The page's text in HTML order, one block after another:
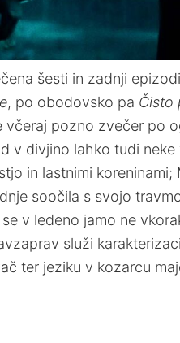
šesti in zadnji
, po obodovsko pa Čisto
včeraj pozno zvečer po
v divjino lahko tudi
in lastnimi
soočila s svojo
v ledeno jamo ne
služi
ter jeziku v kozarcu